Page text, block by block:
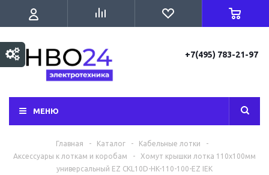
+7(495) 783-21-97
МЕНЮ
Главная - Каталог - Кабельные лотки
-
Аксессуары к лоткам и коробам
-
Хомут крышки лотка 110х100мм
универсальный EZ CKL10D-HK-110-100-EZ IEK